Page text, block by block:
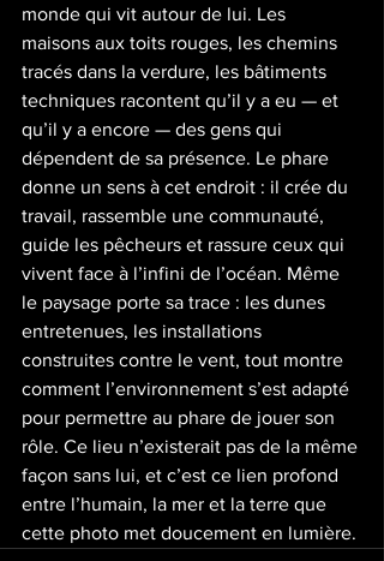
monde qui vit autour de lui. Les
maisons aux toits rouges, les chemins
tracés dans la verdure, les bâtiments
techniques racontent qu’il y a eu — et
qu’il y a encore — des gens qui
dépendent de sa présence. Le phare
donne un sens à cet endroit : il crée du
travail, rassemble une communauté,
guide les pêcheurs et rassure ceux qui
vivent face à l’infini de l’océan. Même
le paysage porte sa trace : les dunes
entretenues, les installations
construites contre le vent, tout montre
comment l’environnement s’est adapté
pour permettre au phare de jouer son
rôle. Ce lieu n’existerait pas de la même
façon sans lui, et c’est ce lien profond
entre l’humain, la mer et la terre que
cette photo met doucement en lumière.